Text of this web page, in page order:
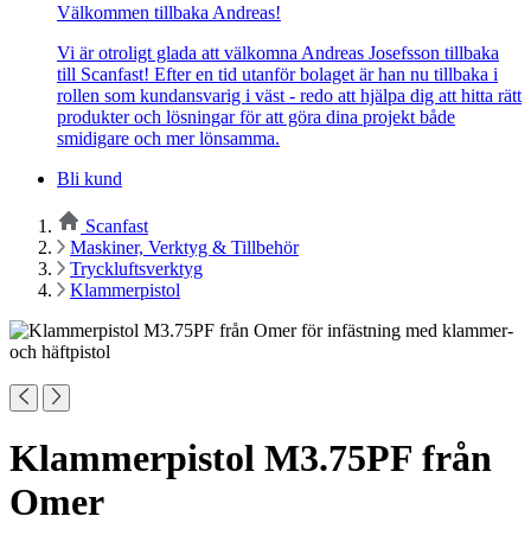
Välkommen tillbaka Andreas!
Vi är otroligt glada att välkomna Andreas Josefsson tillbaka
till Scanfast! Efter en tid utanför bolaget är han nu tillbaka i
rollen som kundansvarig i väst - redo att hjälpa dig att hitta rätt
produkter och lösningar för att göra dina projekt både
smidigare och mer lönsamma.
Bli kund
Scanfast
Maskiner, Verktyg & Tillbehör
Tryckluftsverktyg
Klammerpistol
Klammerpistol M3.75PF från
Omer